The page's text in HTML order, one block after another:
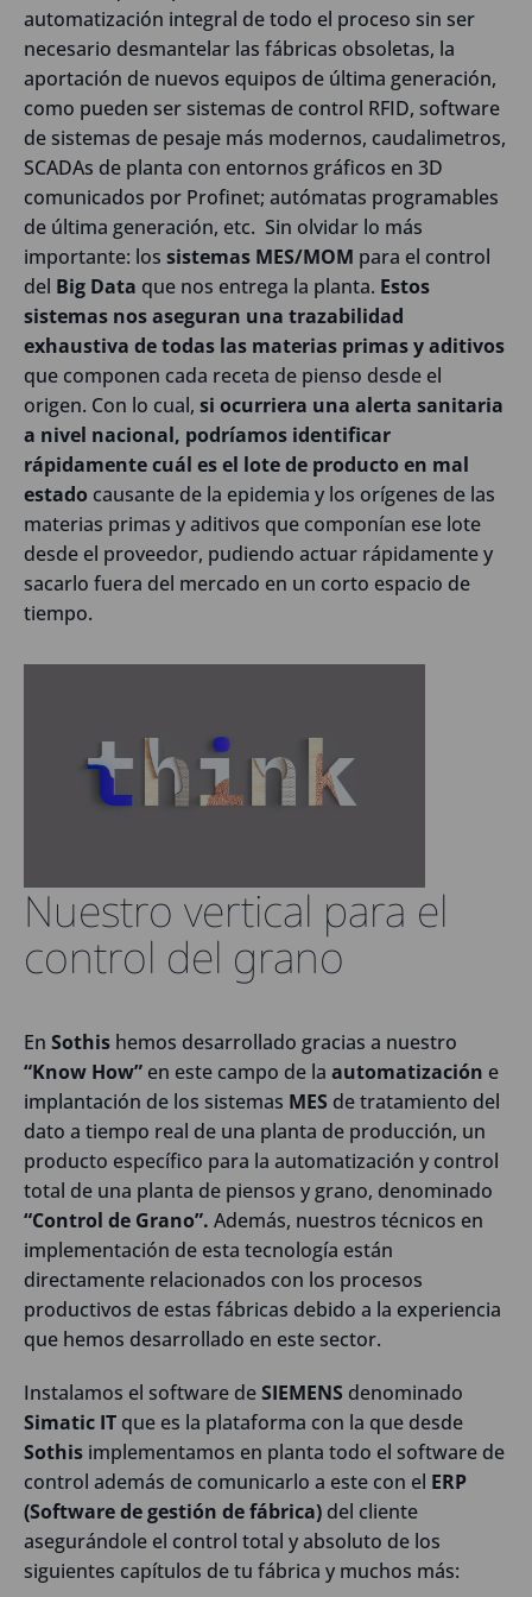
automatización integral de todo el proceso sin ser
necesario desmantelar las fábricas obsoletas, la
aportación de nuevos equipos de última generación,
como pueden ser sistemas de control RFID, software
de sistemas de pesaje más modernos, caudalimetros,
SCADAs de planta con entornos gráficos en 3D
comunicados por Profinet; autómatas programables
de última generación, etc. Sin olvidar lo más
importante: los sistemas MES/MOM para el control
del Big Data que nos entrega la planta. Estos
sistemas nos aseguran una trazabilidad
exhaustiva de todas las materias primas y aditivos
que componen cada receta de pienso desde el
origen. Con lo cual, si ocurriera una alerta sanitaria
a nivel nacional, podríamos identificar
rápidamente cuál es el lote de producto en mal
estado causante de la epidemia y los orígenes de las
materias primas y aditivos que componían ese lote
desde el proveedor, pudiendo actuar rápidamente y
sacarlo fuera del mercado en un corto espacio de
tiempo.
Nuestro vertical para el
control del grano
En Sothis hemos desarrollado gracias a nuestro
“Know How” en este campo de la automatización e
implantación de los sistemas MES de tratamiento del
dato a tiempo real de una planta de producción, un
producto específico para la automatización y control
total de una planta de piensos y grano, denominado
“Control de Grano”. Además, nuestros técnicos en
implementación de esta tecnología están
directamente relacionados con los procesos
productivos de estas fábricas debido a la experiencia
que hemos desarrollado en este sector.
Instalamos el software deSIEMENS denominado
Simatic IT que es la plataforma con la que desde
Sothis implementamos en planta todo el software de
control además de comunicarlo a este con el ERP
(Software de gestión de fábrica) del cliente
asegurándole el control total y absoluto de los
siguientes capítulos de tu fábrica y muchos más: